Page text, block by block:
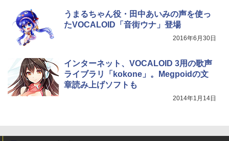
うまるちゃん役・田中あいみの声を使っ
たVOCALOID「音街ウナ」登場
2016年6月30日
インターネット、VOCALOID 3用の歌声
ライブラリ「kokone」。Megpoidの文
章読み上げソフトも
2014年1月14日